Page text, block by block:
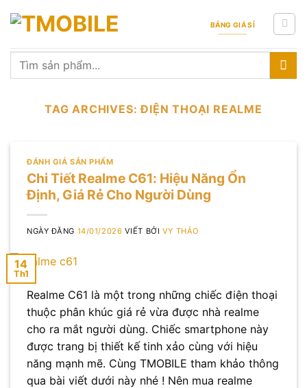
BẢNG GIÁ SỈ
Tìm
TAG ARCHIVES:ĐIỆN THOẠI REALME
ĐÁNH GIÁ SẢN PHẨM
Chi Tiết Realme C61: Hiệu Năng Ổn
Định, Giá Rẻ Cho Người Dùng
NGÀY ĐĂNG 14/01/2026 VIẾT BỞI VY THẢO
14
Th1
Realme C61 là một trong những chiếc điện thoại
thuộc phân khúc giá rẻ vừa được nhà realme
cho ra mắt người dùng. Chiếc smartphone này
được trang bị thiết kế tinh xảo cùng với hiệu
năng mạnh mẽ. Cùng TMOBILE tham khảo thông
qua bài viết dưới này nhé ! Nên mua realme